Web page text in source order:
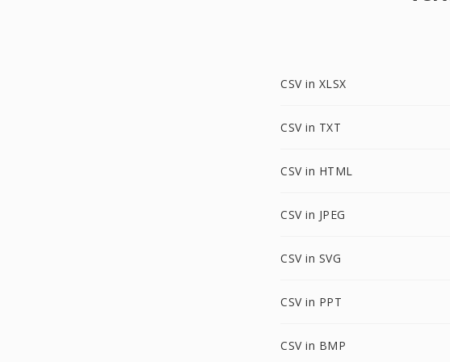
CSV in XLSX
CSV in TXT
CSV in HTML
CSV in JPEG
CSV in SVG
CSV in PPT
CSV in BMP